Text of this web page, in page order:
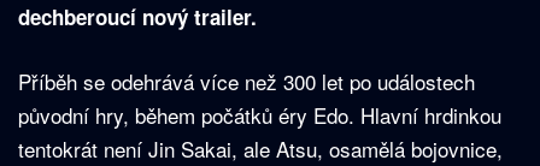
dechberoucí nový trailer.
Příběh se odehrává více než 300 let po událostech
původní hry, během počátků éry Edo. Hlavní hrdinkou
tentokrát není Jin Sakai, ale Atsu, osamělá bojovnice,